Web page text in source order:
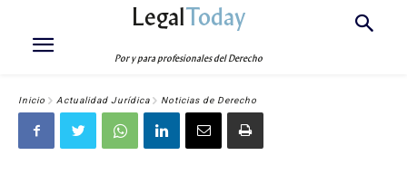
LegalToday
Por y para profesionales del Derecho
Inicio Actualidad Jurídica Noticias de Derecho